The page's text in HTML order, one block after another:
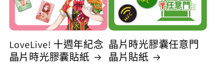
LoveLive! 十週年紀念
晶片時光膠囊貼紙
晶片時光膠囊任意門
晶片貼紙